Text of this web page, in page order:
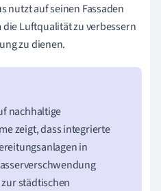
nutzt auf seinen Fassaden
die Luftqualität zu verbessern
zu dienen.
nachhaltige
zeigt, dass integrierte
in
städtischen